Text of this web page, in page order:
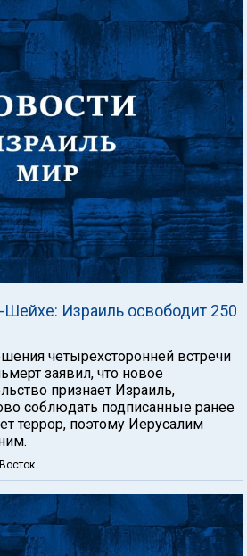
Израиль освободит 250
четырехсторонней встречи
заявил, что новое
признает Израиль,
соблюдать подписанные ранее
террор, поэтому Иерусалим